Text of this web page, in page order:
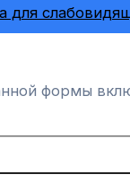
для
формы